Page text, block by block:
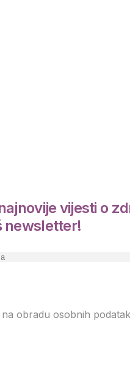
vijesti o
newsletter!
na obradu osobnih